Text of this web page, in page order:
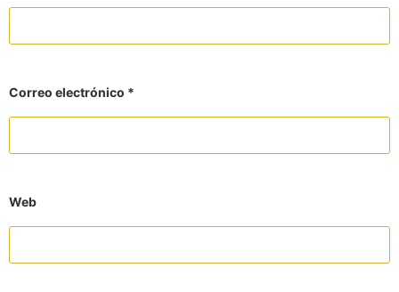
Correo electrónico *
Web